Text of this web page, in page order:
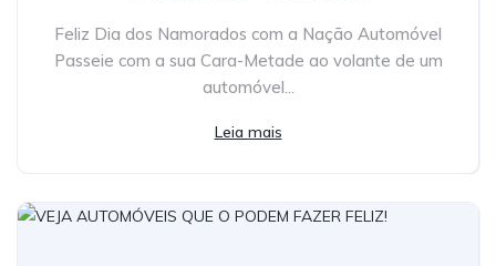
Feliz Dia dos Namorados com a Nação Automóvel
Passeie com a sua Cara-Metade ao volante de um
automóvel...
Leia mais